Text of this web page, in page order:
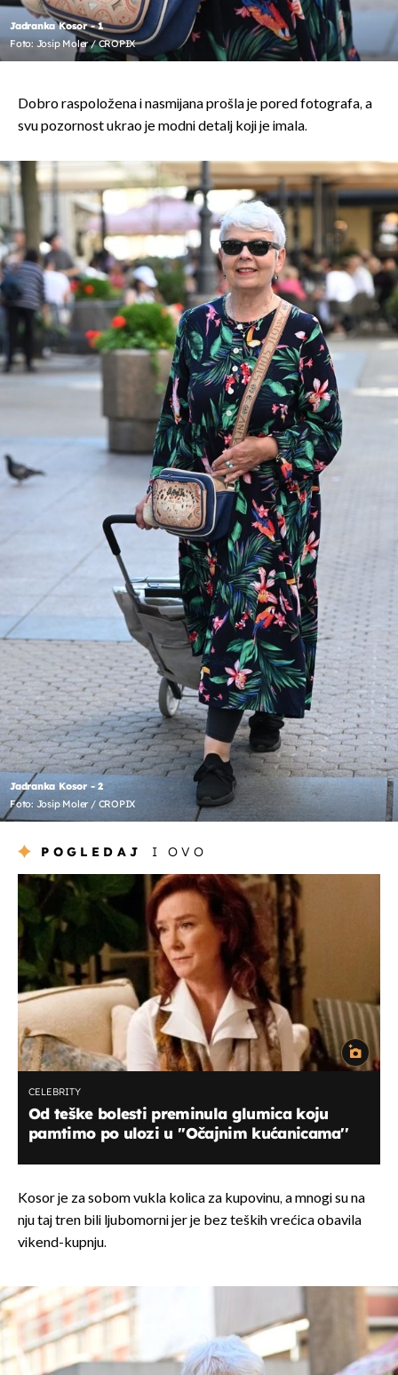
Jadranka Kosor - 1
Foto: Josip Moler / CROPIX
Dobro raspoložena i nasmijana prošla je pored fotografa, a
svu pozornost ukrao je modni detalj koji je imala.
Jadranka Kosor - 2
Foto: Josip Moler / CROPIX
POGLEDAJ I OVO
CELEBRITY
Od teške bolesti preminula glumica koju
pamtimo po ulozi u ''Očajnim kućanicama''
Kosor je za sobom vukla kolica za kupovinu, a mnogi su na
nju taj tren bili ljubomorni jer je bez teških vrećica obavila
vikend-kupnju.